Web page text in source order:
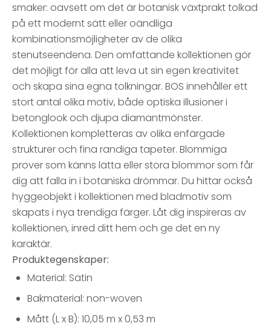
smaker: oavsett om det är botanisk växtprakt tolkad
på ett modernt sätt eller oändliga
kombinationsmöjligheter av de olika
stenutseendena. Den omfattande kollektionen gör
det möjligt för alla att leva ut sin egen kreativitet
och skapa sina egna tolkningar. BOS innehåller ett
stort antal olika motiv, både optiska illusioner i
betonglook och djupa diamantmönster.
Kollektionen kompletteras av olika enfärgade
strukturer och fina randiga tapeter. Blommiga
prover som känns lätta eller stora blommor som får
dig att falla in i botaniska drömmar. Du hittar också
hyggeobjekt i kollektionen med bladmotiv som
skapats i nya trendiga färger. Låt dig inspireras av
kollektionen, inred ditt hem och ge det en ny
karaktär.
Produktegenskaper:
Material: Satin
Bakmaterial: non-woven
Mått (L x B): 10,05 m x 0,53 m